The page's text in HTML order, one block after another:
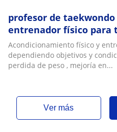
profesor de
entrenador físico para
Acondicionamiento físico y
dependiendo objetivos y
perdida de peso , mejoría en...
ver más